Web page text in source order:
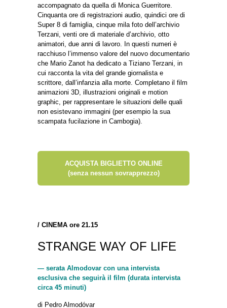
accompagnato da quella di Monica Guerritore.
Cinquanta ore di registrazioni audio, quindici ore di
Super 8 di famiglia, cinque mila foto dell’archivio
Terzani, venti ore di materiale d’archivio, otto
animatori, due anni di lavoro. In questi numeri è
racchiuso l’immenso valore del nuovo documentario
che Mario Zanot ha dedicato a Tiziano Terzani, in
cui racconta la vita del grande giornalista e
scrittore, dall’infanzia alla morte. Completano il film
animazioni 3D, illustrazioni originali e motion
graphic, per rappresentare le situazioni delle quali
non esistevano immagini (per esempio la sua
scampata fucilazione in Cambogia).
ACQUISTA BIGLIETTO ONLINE
(senza nessun sovrapprezzo)
/ CINEMA ore 21.15
STRANGE WAY OF LIFE
— serata Almodovar con una intervista
esclusiva che seguirà il film (durata intervista
circa 45 minuti)
di Pedro Almodóvar